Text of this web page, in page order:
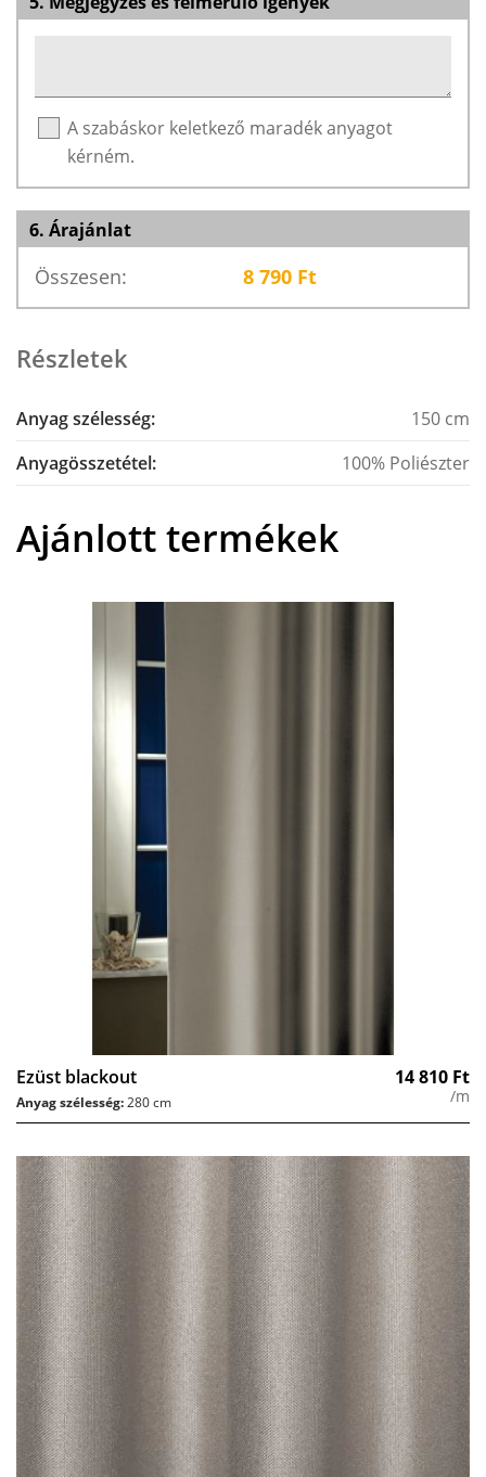
A szabáskor keletkező maradék anyagot
kérném.
6. Árajánlat
Összesen: 8 790 Ft
Részletek
Anyag szélesség:
150 cm
Anyagösszetétel:
100% Poliészter
Ajánlott termékek
Ezüst blackout 14 810 Ft
/m
Anyag szélesség:280 cm